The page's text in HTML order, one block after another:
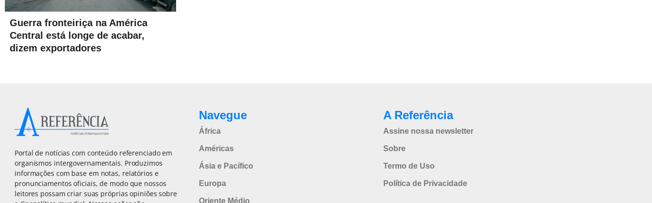
Guerra fronteiriça na América
Central está longe de acabar,
dizem exportadores
Portal de notícias com conteúdo referenciado em
organismos intergovernamentais. Produzimos
informações com base em notas, relatórios e
pronunciamentos oficiais, de modo que nossos
leitores possam criar suas próprias opiniões sobre
Navegue
África
Américas
Ásia e Pacífico
Europa
Oriente Médio
A Referência
Assine nossa newsletter
Sobre
Termo de Uso
Política de Privacidade